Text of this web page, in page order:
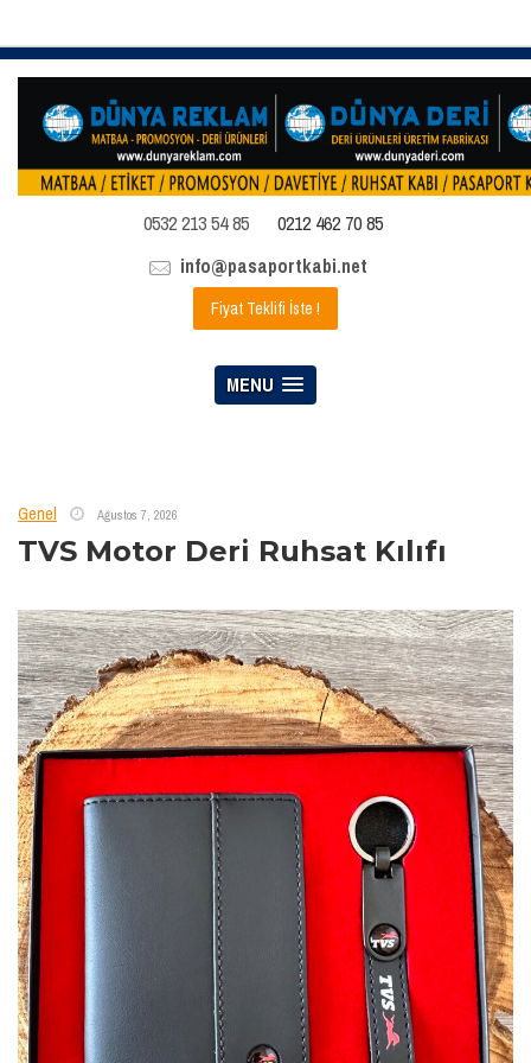
0532 213 54 85
0212 462 70 85
info@pasaportkabi.net
Fiyat Teklifi İste !
MENU
Genel Ağustos 7, 2026
TVS Motor Deri Ruhsat Kılıfı